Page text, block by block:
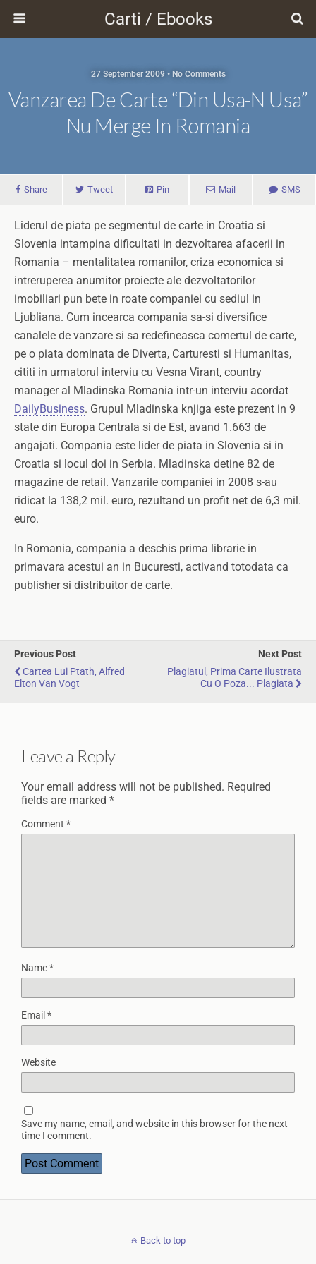
Carti / Ebooks
27 September 2009 • No Comments
Vanzarea De Carte “din Usa-N Usa”
Nu Merge In Romania
Share Tweet Pin Mail SMS
Liderul de piata pe segmentul de carte in Croatia si
Slovenia intampina dificultati in dezvoltarea afacerii in
Romania – mentalitatea romanilor, criza economica si
intreruperea anumitor proiecte ale dezvoltatorilor
imobiliari pun bete in roate companiei cu sediul in
Ljubliana. Cum incearca compania sa-si diversifice
canalele de vanzare si sa redefineasca comertul de carte,
pe o piata dominata de Diverta, Carturesti si Humanitas,
cititi in urmatorul interviu cu Vesna Virant, country
manager al Mladinska Romania intr-un interviu acordat
DailyBusiness. Grupul Mladinska knjiga este prezent in 9
state din Europa Centrala si de Est, avand 1.663 de
angajati. Compania este lider de piata in Slovenia si in
Croatia si locul doi in Serbia. Mladinska detine 82 de
magazine de retail. Vanzarile companiei in 2008 s-au
ridicat la 138,2 mil. euro, rezultand un profit net de 6,3 mil.
euro.
In Romania, compania a deschis prima librarie in
primavara acestui an in Bucuresti, activand totodata ca
publisher si distribuitor de carte.
Previous Post
Cartea Lui Ptath, Alfred
Elton Van Vogt
Next Post
Plagiatul, Prima Carte Ilustrata
Cu O Poza... Plagiata
Leave a Reply
Your email address will not be published. Required
fields are marked *
Comment *
Name*
Email *
Website
Save my name, email, and website in this browser for the next
time I comment.
Back to top